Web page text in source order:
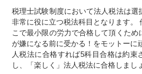
税理士試験制度において法人税法は
非常に役に立つ税法科目となります。
こで最小限の労力で合格して頂くた
が嫌になる前に受かる！をモットー
人税法に合格すれば5科目合格は約
し、「楽しく」法人税法に合格しまし